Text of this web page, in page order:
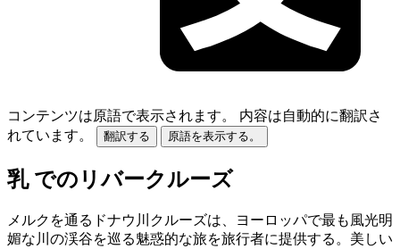
コンテンツは原語で表示されます。
内容は自動的に翻訳さ
れています。
翻訳する 原語を表示する。
乳 でのリバークルーズ
メルクを通るドナウ川クルーズは、ヨーロッパで最も風光明
媚な川の渓谷を巡る魅惑的な旅を旅行者に提供する。美しい